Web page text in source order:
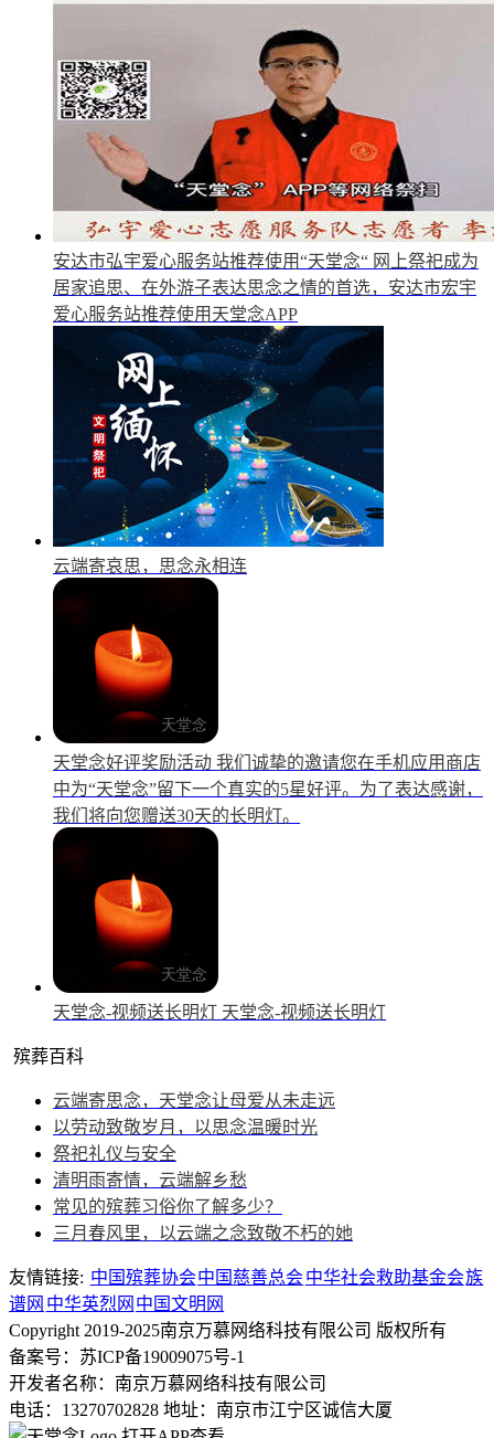
安达市弘宇爱心服务站推荐使用“天堂念“ 网上祭祀成为
居家追思、在外游子表达思念之情的首选，安达市宏宇
爱心服务站推荐使用天堂念APP
云端寄哀思，思念永相连
天堂念好评奖励活动 我们诚挚的邀请您在手机应用商店
中为“天堂念”留下一个真实的5星好评。为了表达感谢，
我们将向您赠送30天的长明灯。
天堂念-视频送长明灯 天堂念-视频送长明灯
殡葬百科
云端寄思念，天堂念让母爱从未走远
以劳动致敬岁月，以思念温暖时光
祭祀礼仪与安全
清明雨寄情，云端解乡愁
常见的殡葬习俗你了解多少？
三月春风里，以云端之念致敬不朽的她
友情链接: 中国殡葬协会中国慈善总会中华社会救助基金会族
谱网 中华英烈网 中国文明网
Copyright 2019-2025南京万慕网络科技有限公司 版权所有
备案号：苏ICP备19009075号-1
开发者名称：南京万慕网络科技有限公司
电话：13270702828 地址：南京市江宁区诚信大厦